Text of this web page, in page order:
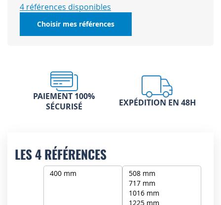
4 références disponibles
Choisir mes références
PAIEMENT 100%
SÉCURISÉ
EXPÉDITION EN 48H
LES 4 RÉFÉRENCES